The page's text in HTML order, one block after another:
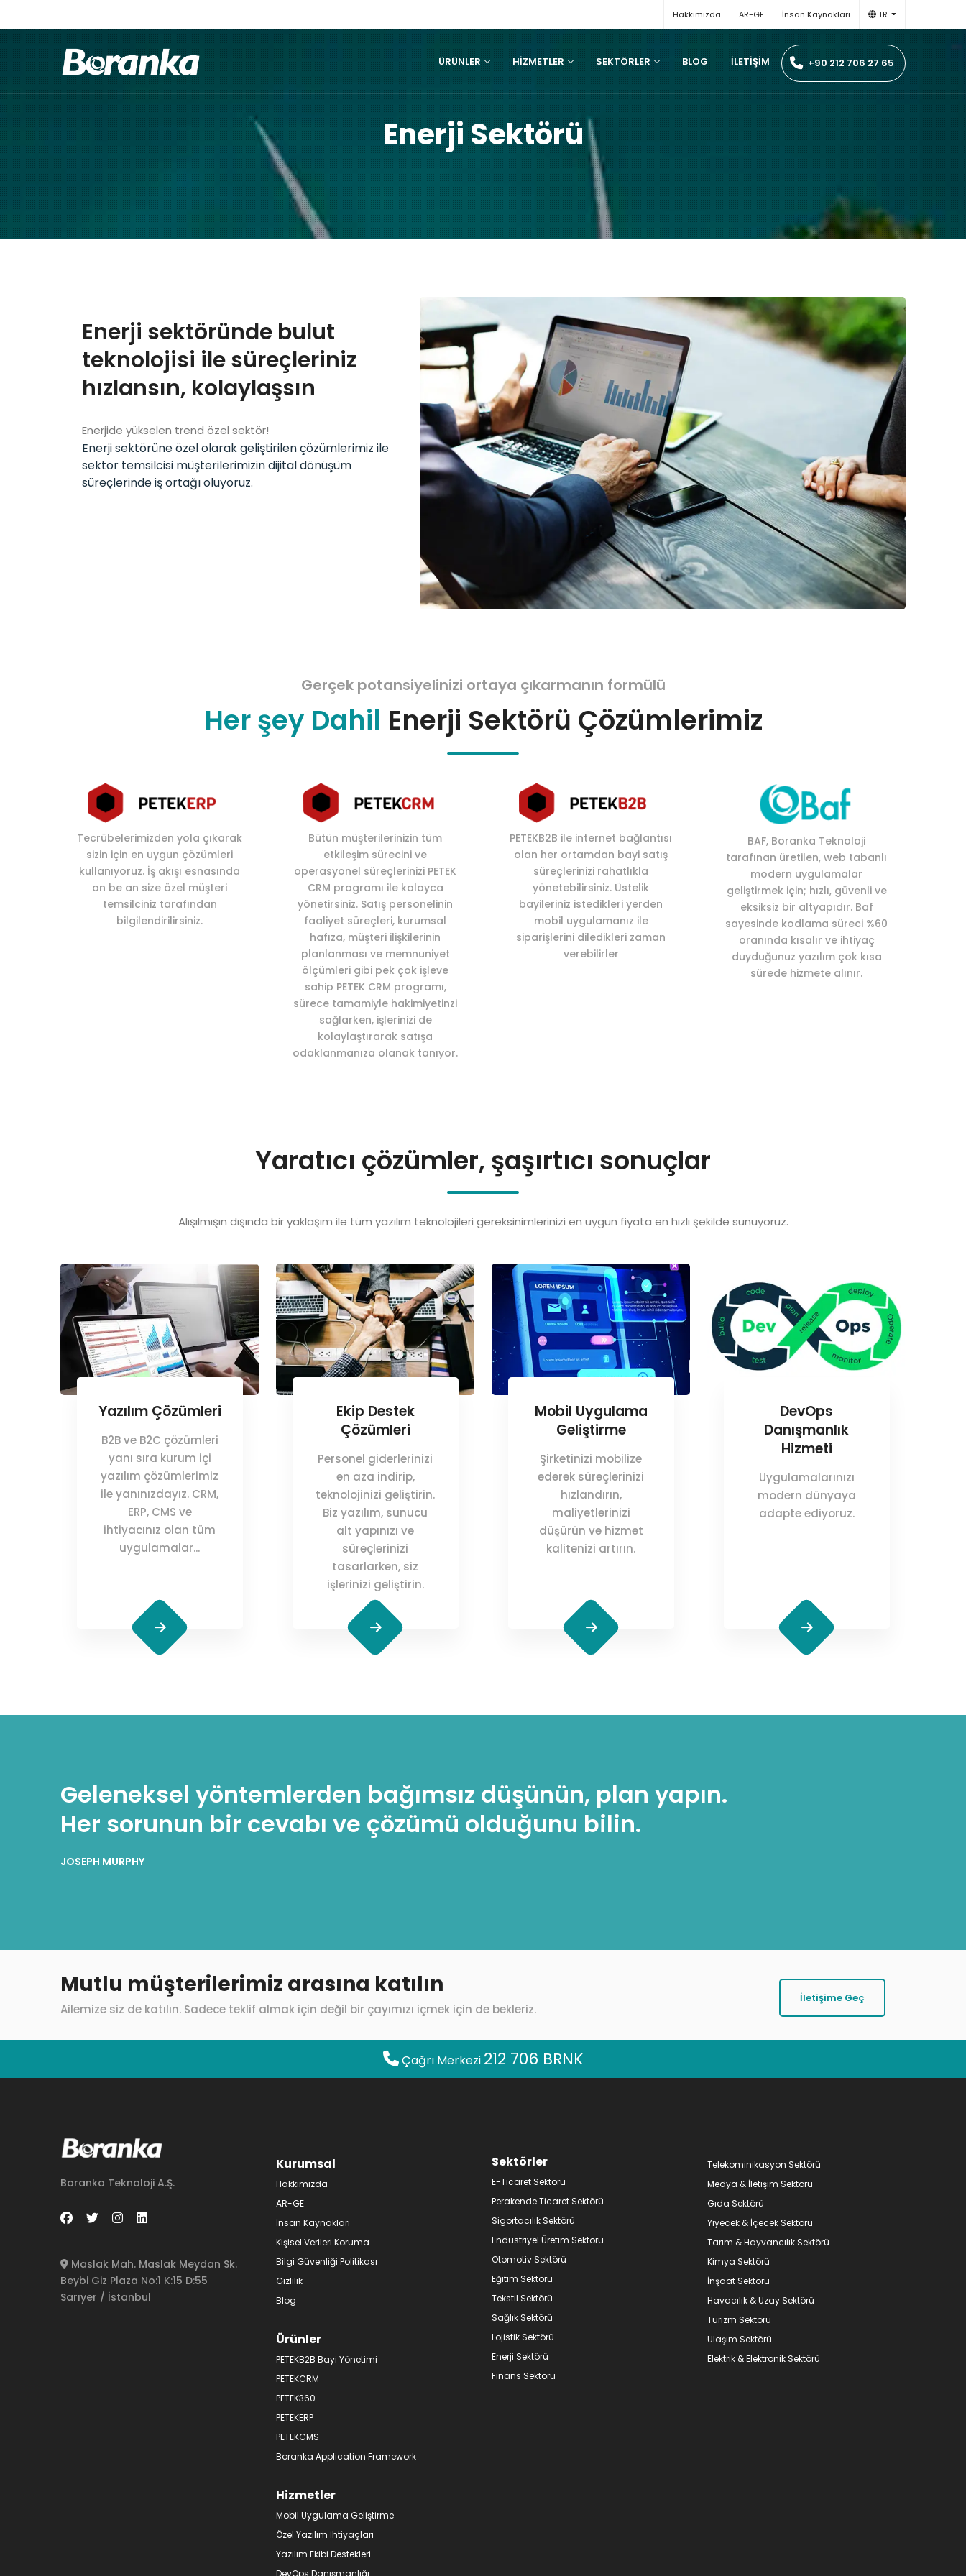
Hakkımızda AR-GE İnsan Kaynakları TR
ÜRÜNLER HIZMETLER SEKTÖRLER BLOG İLETIŞIM +90 212 706 27 65
Enerji Sektörü
Enerji sektöründe bulut
teknolojisi ile süreçleriniz
hızlansın, kolaylaşsın
Enerjide yükselen trend özel sektör!
Enerji sektörüne özel olarak geliştirilen çözümlerimiz ile
sektör temsilcisi müşterilerimizin dijital dönüşüm
süreçlerinde iş ortağı oluyoruz.
Gerçek potansiyelinizi ortaya çıkarmanın formülü
Her şey Dahil Enerji Sektörü Çözümlerimiz
Tecrübelerimizden yola çıkarak
sizin için en uygun çözümleri
kullanıyoruz. İş akışı esnasında
an be an size özel müşteri
temsilciniz tarafından
bilgilendirilirsiniz.
Bütün müşterilerinizin tüm
etkileşim sürecini ve
operasyonel süreçlerinizi PETEK
CRM programı ile kolayca
yönetirsiniz. Satış personelinin
faaliyet süreçleri, kurumsal
hafıza, müşteri ilişkilerinin
planlanması ve memnuniyet
ölçümleri gibi pek çok işleve
sahip PETEK CRM programı,
sürece tamamiyle hakimiyetinzi
sağlarken, işlerinizi de
kolaylaştırarak satışa
odaklanmanıza olanak tanıyor.
PETEKB2B ile internet bağlantısı
olan her ortamdan bayi satış
süreçlerinizi rahatlıkla
yönetebilirsiniz. Üstelik
bayileriniz istedikleri yerden
mobil uygulamanız ile
siparişlerini diledikleri zaman
verebilirler
BAF, Boranka Teknoloji
tarafınan üretilen, web tabanlı
modern uygulamalar
geliştirmek için; hızlı, güvenli ve
eksiksiz bir altyapıdır. Baf
sayesinde kodlama süreci %60
oranında kısalır ve ihtiyaç
duyduğunuz yazılım çok kısa
sürede hizmete alınır.
Yaratıcı çözümler, şaşırtıcı sonuçlar
Alışılmışın dışında bir yaklaşım ile tüm yazılım teknolojileri gereksinimlerinizi en uygun fiyata en hızlı şekilde sunuyoruz.
Yazılım Çözümleri
B2B ve B2C çözümleri
yanı sıra kurum içi
yazılım çözümlerimiz
ile yanınızdayız. CRM,
ERP, CMS ve
ihtiyacınız olan tüm
uygulamalar...
Ekip Destek
Çözümleri
Personel giderlerinizi
en aza indirip,
teknolojinizi geliştirin.
Biz yazılım, sunucu
alt yapınızı ve
süreçlerinizi
tasarlarken, siz
işlerinizi geliştirin.
Mobil Uygulama
Geliştirme
Şirketinizi mobilize
ederek süreçlerinizi
hızlandırın,
maliyetlerinizi
düşürün ve hizmet
kalitenizi artırın.
DevOps
Danışmanlık
Hizmeti
Uygulamalarınızı
modern dünyaya
adapte ediyoruz.
Geleneksel yöntemlerden bağımsız düşünün, plan yapın.
Her sorunun bir cevabı ve çözümü olduğunu bilin.
JOSEPH MURPHY
Mutlu müşterilerimiz arasına katılın
Ailemize siz de katılın. Sadece teklif almak için değil bir çayımızı içmek için de bekleriz.
İletişime Geç
Çağrı Merkezi 212 706 BRNK
Boranka Teknoloji A.Ş.
Maslak Mah. Maslak Meydan Sk.
Beybi Giz Plaza No:1 K:15 D:55
Sarıyer / İstanbul
Kurumsal
Hakkımızda
AR-GE
İnsan Kaynakları
Kişisel Verileri Koruma
Bilgi Güvenliği Politikası
Gizlilik
Blog
Ürünler
PETEKB2B Bayi Yönetimi
PETEKCRM
PETEK360
PETEKERP
PETEKCMS
Boranka Application Framework
Hizmetler
Mobil Uygulama Geliştirme
Özel Yazılım İhtiyaçları
Yazılım Ekibi Destekleri
DevOps Danışmanlığı
Sektörler
E-Ticaret Sektörü
Perakende Ticaret Sektörü
Sigortacılık Sektörü
Endüstriyel Üretim Sektörü
Otomotiv Sektörü
Eğitim Sektörü
Tekstil Sektörü
Sağlık Sektörü
Lojistik Sektörü
Enerji Sektörü
Finans Sektörü
Telekominikasyon Sektörü
Medya & İletişim Sektörü
Gıda Sektörü
Yiyecek & İçecek Sektörü
Tarım & Hayvancılık Sektörü
Kimya Sektörü
İnşaat Sektörü
Havacılık & Uzay Sektörü
Turizm Sektörü
Ulaşım Sektörü
Elektrik & Elektronik Sektörü